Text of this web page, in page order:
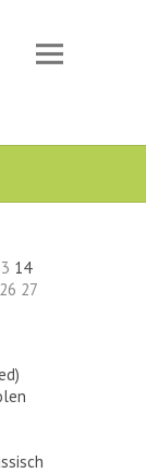
14
26 27